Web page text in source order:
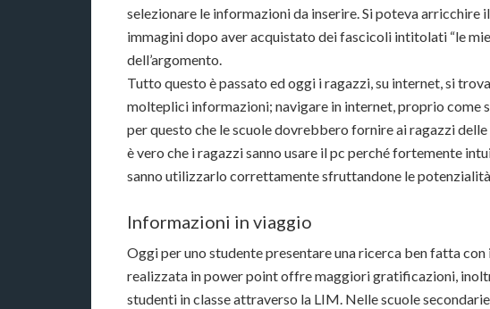
selezionare le informazioni da inserire. Si poteva arricchire
immagini dopo aver acquistato dei fascicoli intitolati “le
dell’argomento.
Tutto questo è passato ed oggi i ragazzi, su internet, si
molteplici informazioni; navigare in internet, proprio come
per questo che le scuole dovrebbero fornire ai ragazzi
è vero che i ragazzi sanno usare il pc perché fortemente
sanno utilizzarlo correttamente sfruttandone le
Informazioni in viaggio
Oggi per uno studente presentare una ricerca ben fatta
realizzata in power point offre maggiori gratificazioni,
studenti in classe attraverso la LIM. Nelle scuole